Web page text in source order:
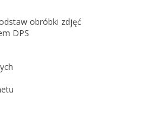
obróbki zdjęć
DPS